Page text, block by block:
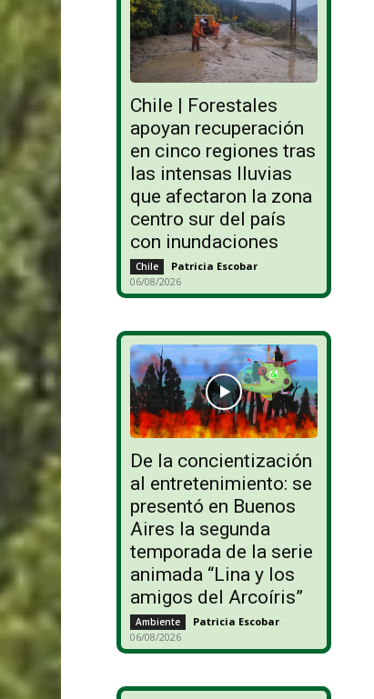
Chile | Forestales
apoyan recuperación
en cinco regiones tras
las intensas lluvias
que afectaron la zona
centro sur del país
con inundaciones
Chile Patricia Escobar -
06/08/2026
De la concientización
al entretenimiento: se
presentó en Buenos
Aires la segunda
temporada de la serie
animada “Lina y los
amigos del Arcoíris”
Ambiente Patricia Escobar -
06/08/2026